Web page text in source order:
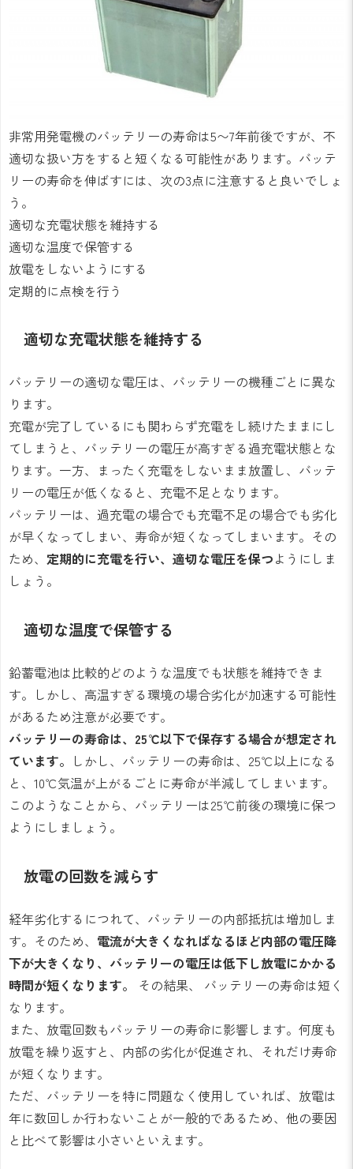
非常用発電機のバッテリーの寿命は5〜7年前後ですが、不
適切な扱い方をすると短くなる可能性があります。バッテ
リーの寿命を伸ばすには、次の3点に注意すると良いでしょ
う。
適切な充電状態を維持する
適切な温度で保管する
放電をしないようにする
定期的に点検を行う
適切な充電状態を維持する
バッテリーの適切な電圧は、バッテリーの機種ごとに異な
ります。
充電が完了しているにも関わらず充電をし続けたままにし
てしまうと、バッテリーの電圧が高すぎる過充電状態とな
ります。一方、まったく充電をしないまま放置し、バッテ
リーの電圧が低くなると、充電不足となります。
バッテリーは、過充電の場合でも充電不足の場合でも劣化
が早くなってしまい、寿命が短くなってしまいます。その
ため、 定期的に充電を行い、適切な電圧を保つようにしま
しょう。
適切な温度で保管する
鉛蓄電池は比較的どのような温度でも状態を維持できま
す。しかし、高温すぎる環境の場合劣化が加速する可能性
があるため注意が必要です。
バッテリーの寿命は、25℃以下で保存する場合が想定され
ています。 しかし、バッテリーの寿命は、25℃以上になる
と、10℃気温が上がるごとに寿命が半減してしまいます。
このようなことから、バッテリーは25℃前後の環境に保つ
ようにしましょう。
放電の回数を減らす
経年劣化するにつれて、バッテリーの内部抵抗は増加しま
す。そのため、 電流が大きくなればなるほど内部の電圧降
下が大きくなり、バッテリーの電圧は低下し放電にかかる
時間が短くなります。
その結果、 バッテリーの寿命は短く
なります。
また、放電回数もバッテリーの寿命に影響します。何度も
放電を繰り返すと、内部の劣化が促進され、それだけ寿命
が短くなります。
ただ、バッテリーを特に問題なく使用していれば、放電は
年に数回しか行わないことが一般的であるため、他の要因
と比べて影響は小さいといえます。